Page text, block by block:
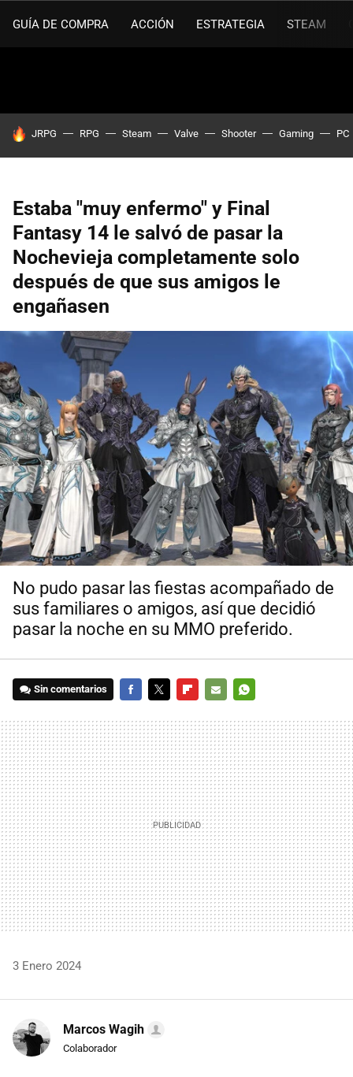
GUÍA DE COMPRA ACCIÓN ESTRATEGIA STEAM
HOY SE HABLA DE
JRPG RPG Steam Valve Shooter Gaming PC
Estaba "muy enfermo" y Final
Fantasy 14 le salvó de pasar la
Nochevieja completamente solo
después de que sus amigos le
engañasen
No pudo pasar las fiestas acompañado de
sus familiares o amigos, así que decidió
pasar la noche en su MMO preferido.
Sin comentarios
MAIL
3 Enero 2024
Marcos Wagih
Colaborador